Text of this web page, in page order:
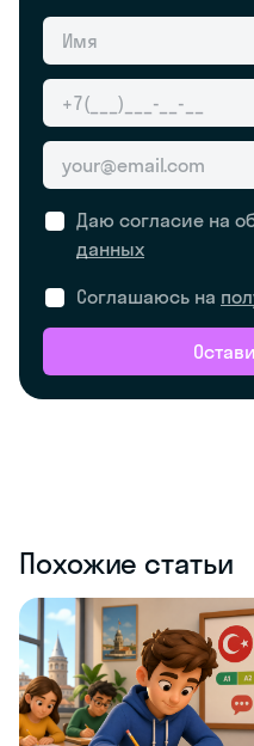
Даю согласие на
данных
Соглашаюсь на
Похожие статьи